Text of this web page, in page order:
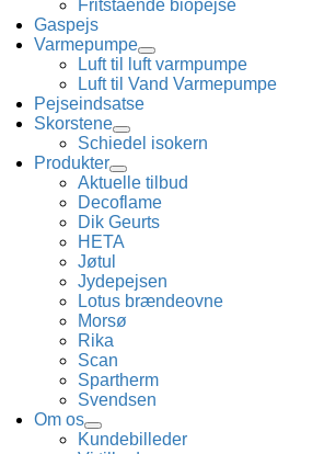
Fritstående biopejse
Gaspejs
Varmepumpe
Luft til luft varmpumpe
Luft til Vand Varmepumpe
Pejseindsatse
Skorstene
Schiedel isokern
Produkter
Aktuelle tilbud
Decoflame
Dik Geurts
HETA
Jøtul
Jydepejsen
Lotus brændeovne
Morsø
Rika
Scan
Spartherm
Svendsen
Om os
Kundebilleder